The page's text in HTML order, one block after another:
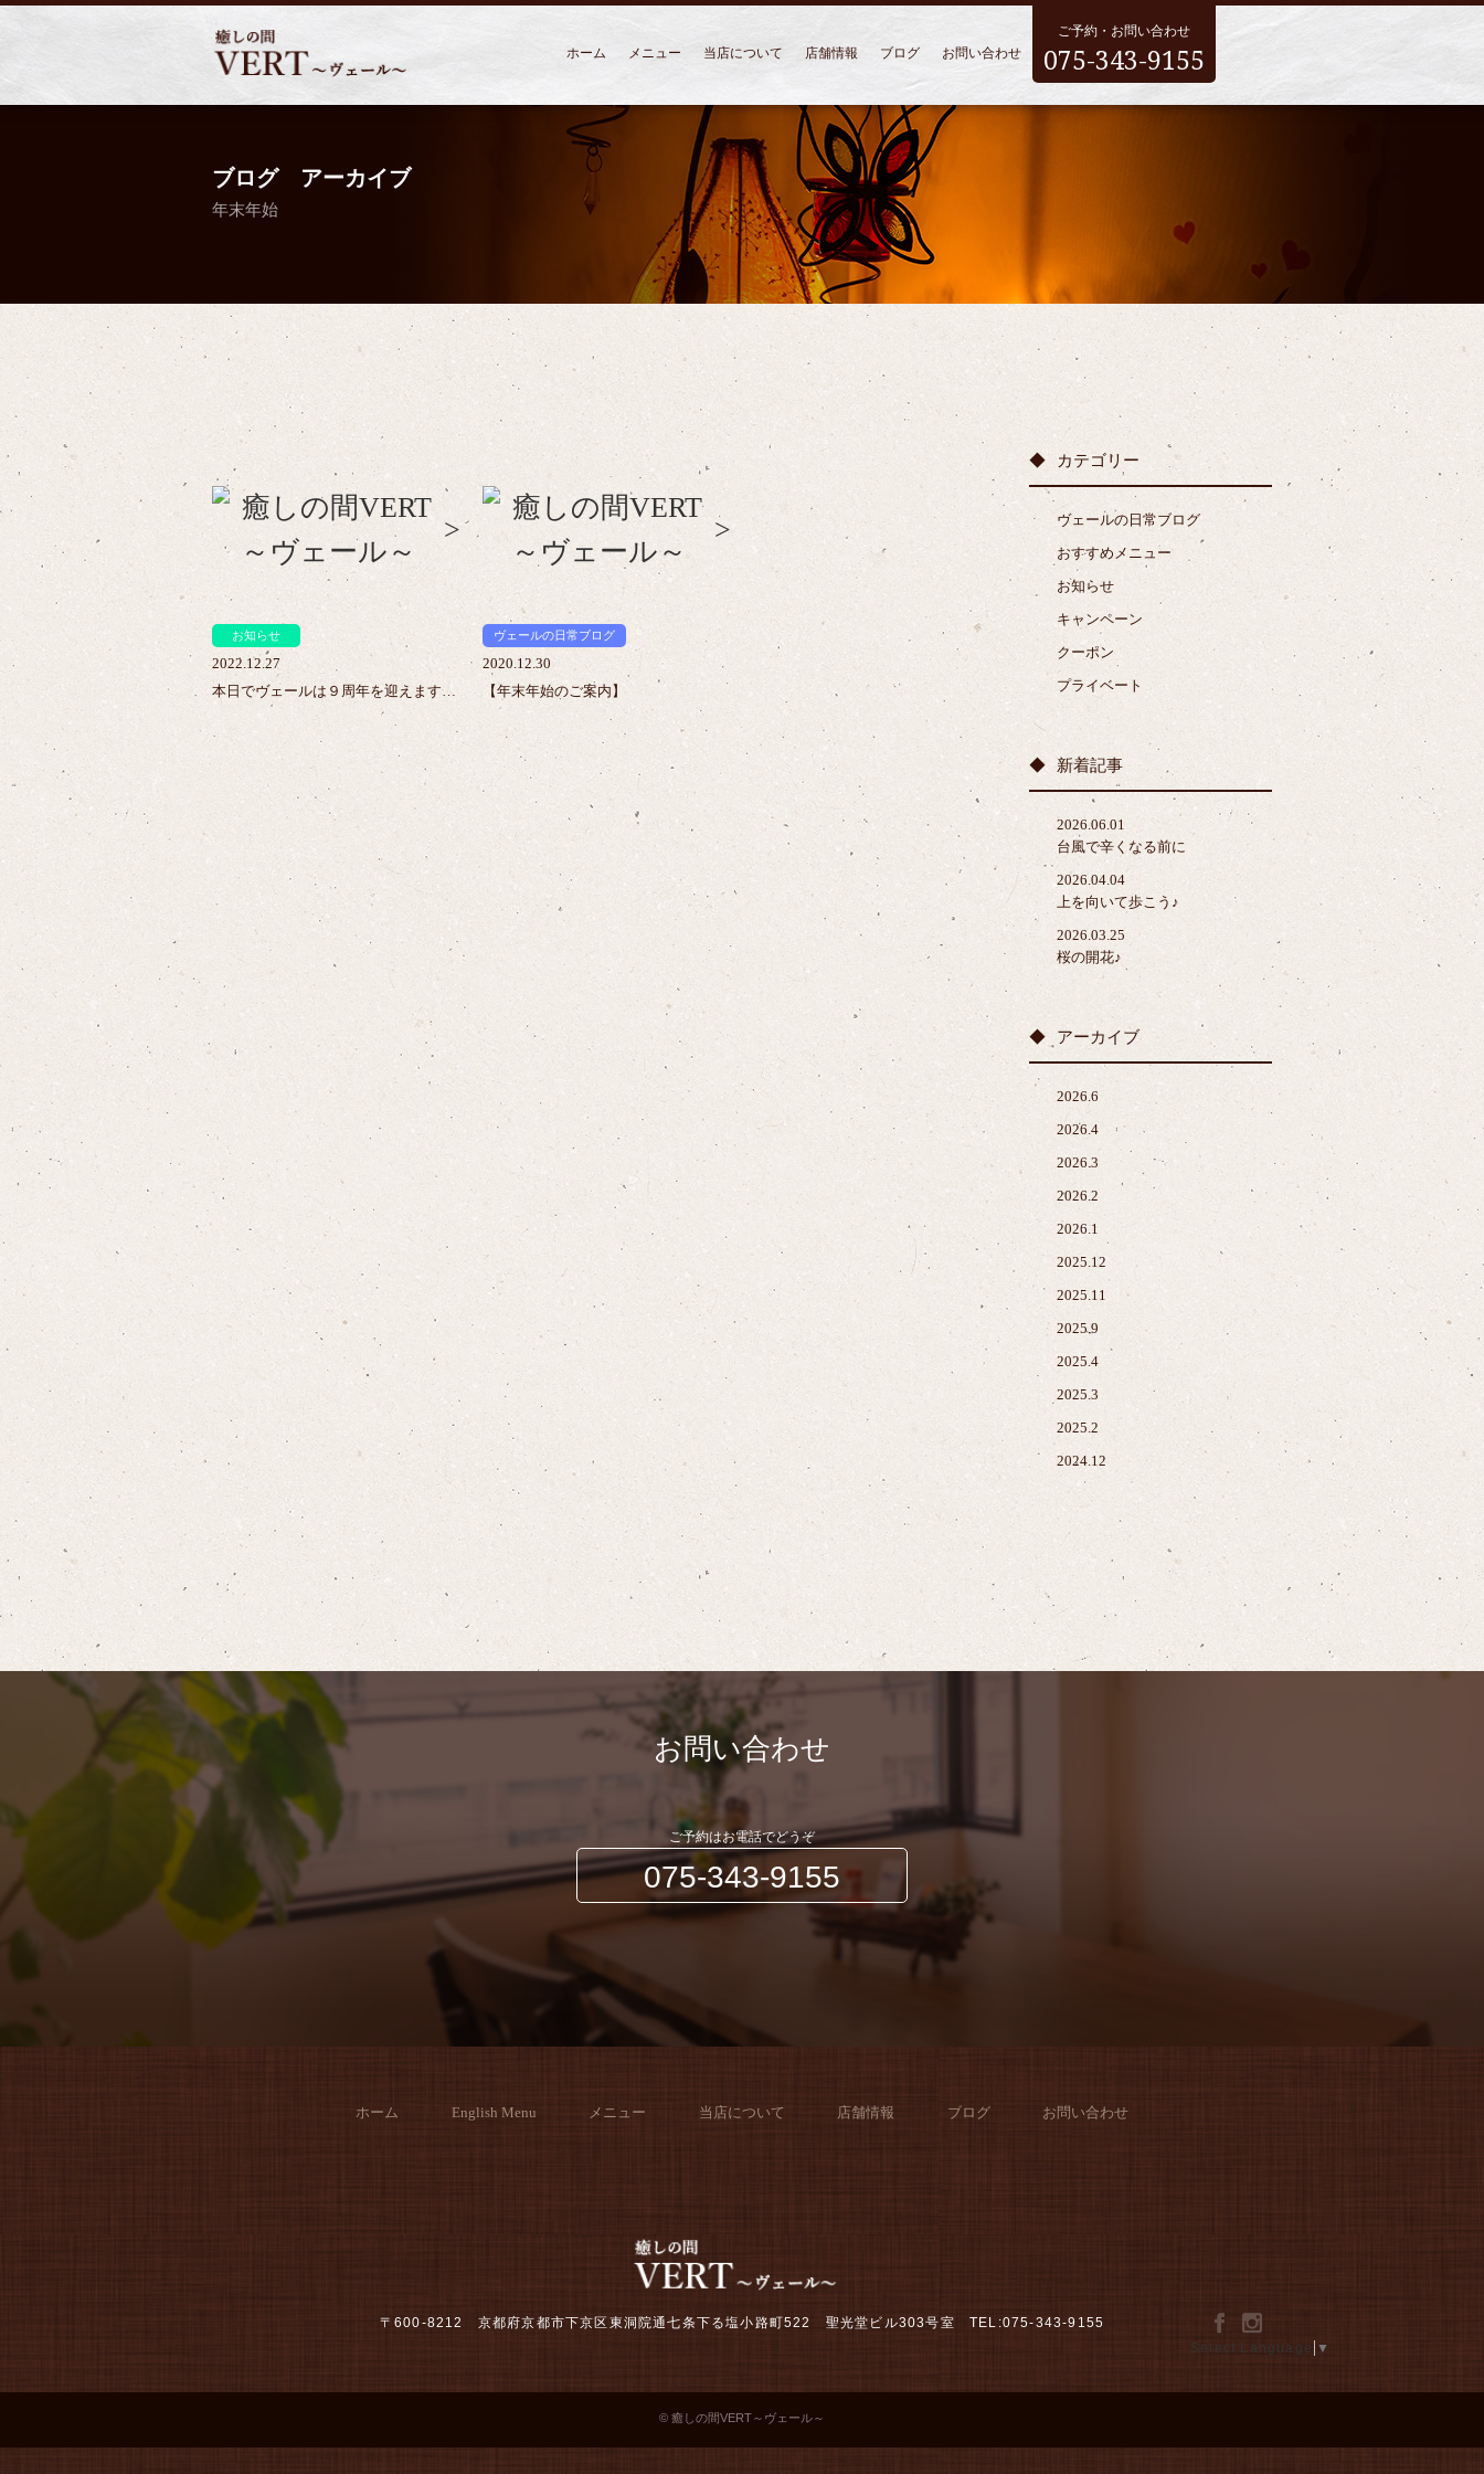
ホーム メニュー 当店について 店舗情報 ブログ お問い合わせ
ご予約・お問い合わせ
075-343-9155
ブログ アーカイブ
年末年始
>
お知らせ
2022.12.27
本日でヴェールは９周年を迎えます…
>
ヴェールの日常ブログ
2020.12.30
【年末年始のご案内】
カテゴリー
ヴェールの日常ブログ
おすすめメニュー
お知らせ
キャンペーン
クーポン
プライベート
新着記事
2026.06.01
台風で辛くなる前に
2026.04.04
上を向いて歩こう♪
2026.03.25
桜の開花♪
アーカイブ
2026.6
2026.4
2026.3
2026.2
2026.1
2025.12
2025.11
2025.9
2025.4
2025.3
2025.2
2024.12
お問い合わせ
ご予約はお電話でどうぞ
075-343-9155
ホーム English Menu メニュー 当店について 店舗情報 ブログ お問い合わせ
〒600-8212 京都府京都市下京区東洞院通七条下る塩小路町522 聖光堂ビル303号室 TEL:075-343-9155
Select Language ▼
© 癒しの間VERT～ヴェール～